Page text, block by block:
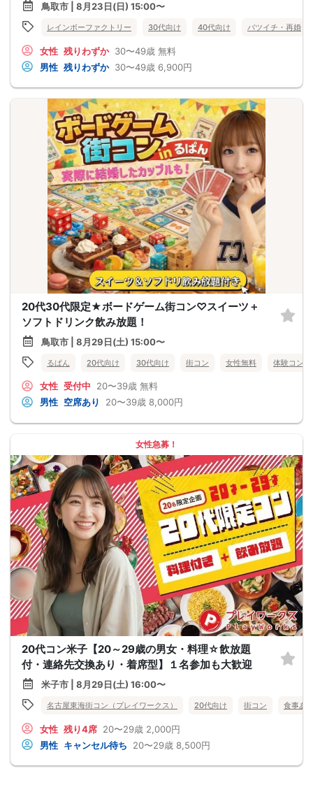
鳥取市 | 8月23日(日) 15:00〜
レインボーファクトリー 30代向け 40代向け バツイチ・再婚
女性 残りわずか 30〜49歳 無料
男性 残りわずか 30〜49歳 6,900円
20代30代限定★ボードゲーム街コン♡スイーツ＋
ソフトドリンク飲み放題！
鳥取市 | 8月29日(土) 15:00〜
るぱん 20代向け 30代向け 街コン 女性無料 体験コン
女性 受付中 20〜39歳 無料
男性 空席あり 20〜39歳 8,000円
女性急募！
20代コン米子【20～29歳の男女・料理☆飲放題
付・連絡先交換あり・着席型】１名参加も大歓迎
米子市 | 8月29日(土) 16:00〜
名古屋東海街コン（プレイワークス） 20代向け 街コン 食事あ
女性 残り4席 20〜29歳 2,000円
男性 キャンセル待ち 20〜29歳 8,500円